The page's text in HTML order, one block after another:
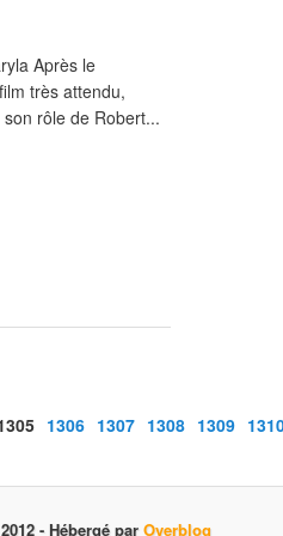
Après le
très attendu,
rôle de Robert...
1306 1307 1308 1309
- Hébergé par Overblog